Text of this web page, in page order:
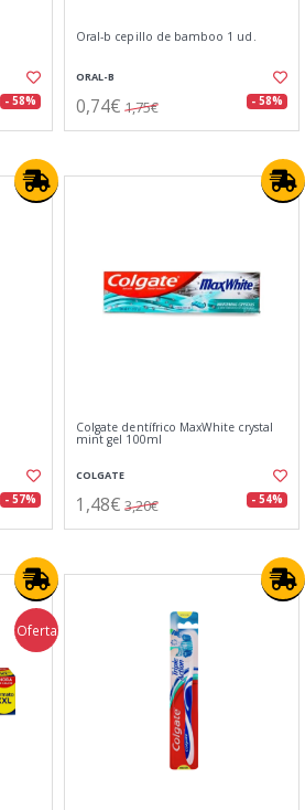
- 58%
Oral-b cepillo de bamboo 1 ud.
ORAL-B
0,74€ 1,75€ - 58%
- 57%
Colgate dentífrico MaxWhite crystal
mint gel 100ml
COLGATE
1,48€ 3,20€ - 54%
Oferta